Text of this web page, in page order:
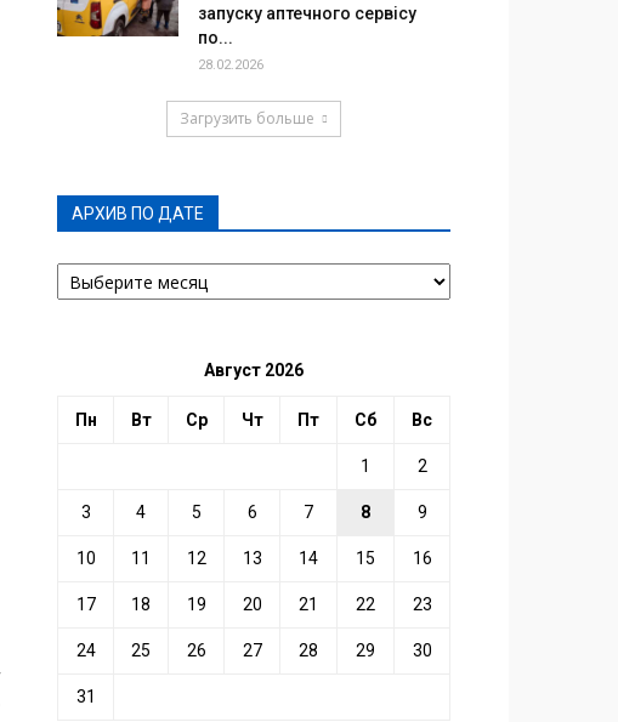
запуску аптечного сервісу
по...
28.02.2026
Загрузить больше
АРХИВ ПО ДАТЕ
АРХИВ
ПО
Август 2026
Пн Вт Ср Чт Пт Сб Вс
1 2
3 4 5 6 7 8 9
10 11 12 13 14 15 16
17 18 19 20 21 22 23
24 25 26 27 28 29 30
31